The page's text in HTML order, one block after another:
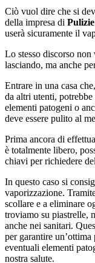
Ciò vuol dire che si
della impresa di
userà sicuramente il
Lo stesso discorso non
lasciando, ma anche
Entrare in una casa
da altri utenti, potrebbe
elementi patogeni o
deve essere pulito al
Prima ancora di
è totalmente libero,
chiavi per richiedere
In questo caso si
vaporizzazione.
scollare e a eliminare
troviamo su piastrelle,
anche nei sanitari.
per garantire
eventuali elementi
nostra salute.